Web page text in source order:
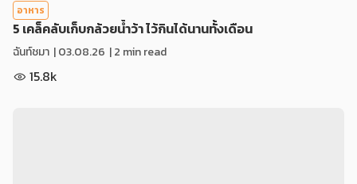
อาหาร
5 เคล็คลับเก็บกล้วยน้ำว้า ไว้กินได้นานทั้งเดือน
ฉันท์ชมา |03.08.26 | 2 min read
15.8k